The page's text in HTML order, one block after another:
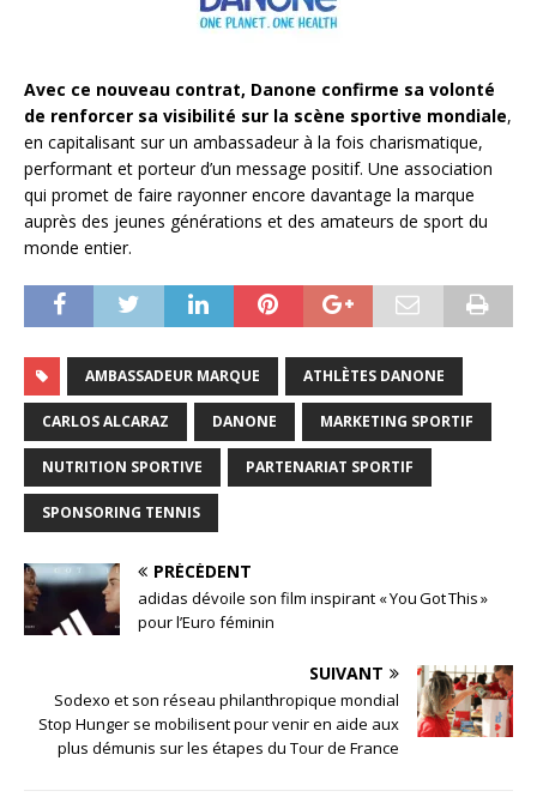
Avec ce nouveau contrat, Danone confirme sa volonté
de renforcer sa visibilité sur la scène sportive mondiale,
en capitalisant sur un ambassadeur à la fois charismatique,
performant et porteur d’un message positif. Une association
qui promet de faire rayonner encore davantage la marque
auprès des jeunes générations et des amateurs de sport du
monde entier.
AMBASSADEUR MARQUE ATHLÈTES DANONE
CARLOS ALCARAZ DANONE MARKETING SPORTIF
NUTRITION SPORTIVE PARTENARIAT SPORTIF
SPONSORING TENNIS
PRÉCÉDENT
adidas dévoile son film inspirant « You Got This »
pour l’Euro féminin
SUIVANT
Sodexo et son réseau philanthropique mondial
Stop Hunger se mobilisent pour venir en aide aux
plus démunis sur les étapes du Tour de France